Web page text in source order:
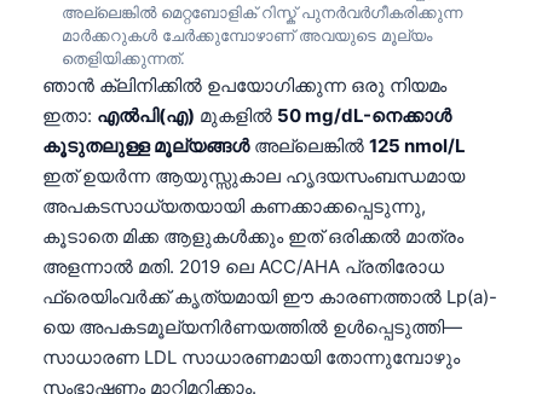
അല്ലെങ്കിൽ മെറ്റബോളിക് റിസ്ക് പുനർവർഗീകരിക്കുന്ന
മാർക്കറുകൾ ചേർക്കുമ്പോഴാണ് അവയുടെ മൂല്യം
തെളിയിക്കുന്നത്.
ഞാൻ ക്ലിനിക്കിൽ ഉപയോഗിക്കുന്ന ഒരു നിയമം
ഇതാ: എൽപി(എ) മുകളിൽ 50 mg/dL-നെക്കാൾ
കൂടുതലുള്ള മൂല്യങ്ങൾഅല്ലെങ്കിൽ 125 nmol/L
ഇത് ഉയർന്ന ആയുസ്സുകാല ഹൃദയസംബന്ധമായ
അപകടസാധ്യതയായി കണക്കാക്കപ്പെടുന്നു,
കൂടാതെ മിക്ക ആളുകൾക്കും ഇത് ഒരിക്കൽ മാത്രം
അളന്നാൽ മതി. 2019 ലെ ACC/AHA പ്രതിരോധ
ഫ്രെയിംവർക്ക് കൃത്യമായി ഈ കാരണത്താൽ Lp(a)-
യെ അപകടമൂല്യനിർണയത്തിൽ ഉൾപ്പെടുത്തി—
സാധാരണ LDL സാധാരണമായി തോന്നുമ്പോഴും
സംഭാഷണം മാറ്റിമറിക്കാം.